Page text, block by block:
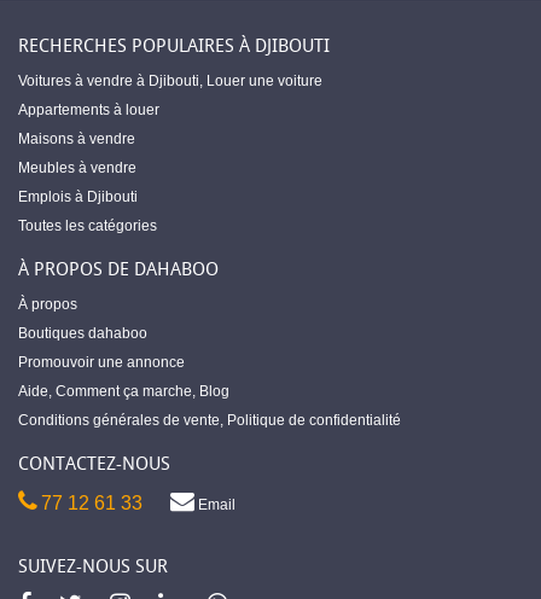
RECHERCHES POPULAIRES À DJIBOUTI
Voitures à vendre à Djibouti, Louer une voiture
Appartements à louer
Maisons à vendre
Meubles à vendre
Emplois à Djibouti
Toutes les catégories
À PROPOS DE DAHABOO
À propos
Boutiques dahaboo
Promouvoir une annonce
Aide, Comment ça marche, Blog
Conditions générales de vente, Politique de confidentialité
CONTACTEZ-NOUS
77 12 61 33 Email
SUIVEZ-NOUS SUR